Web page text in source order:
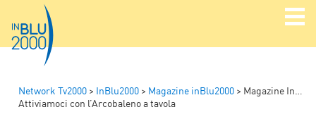
Network Tv2000 > InBlu2000 > Magazine inBlu2000 > Magazine InBlu2000
Attiviamoci con l’Arcobaleno a tavola